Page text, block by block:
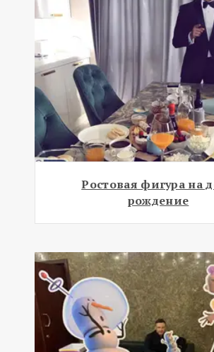
Ростовая фигура на
рождение